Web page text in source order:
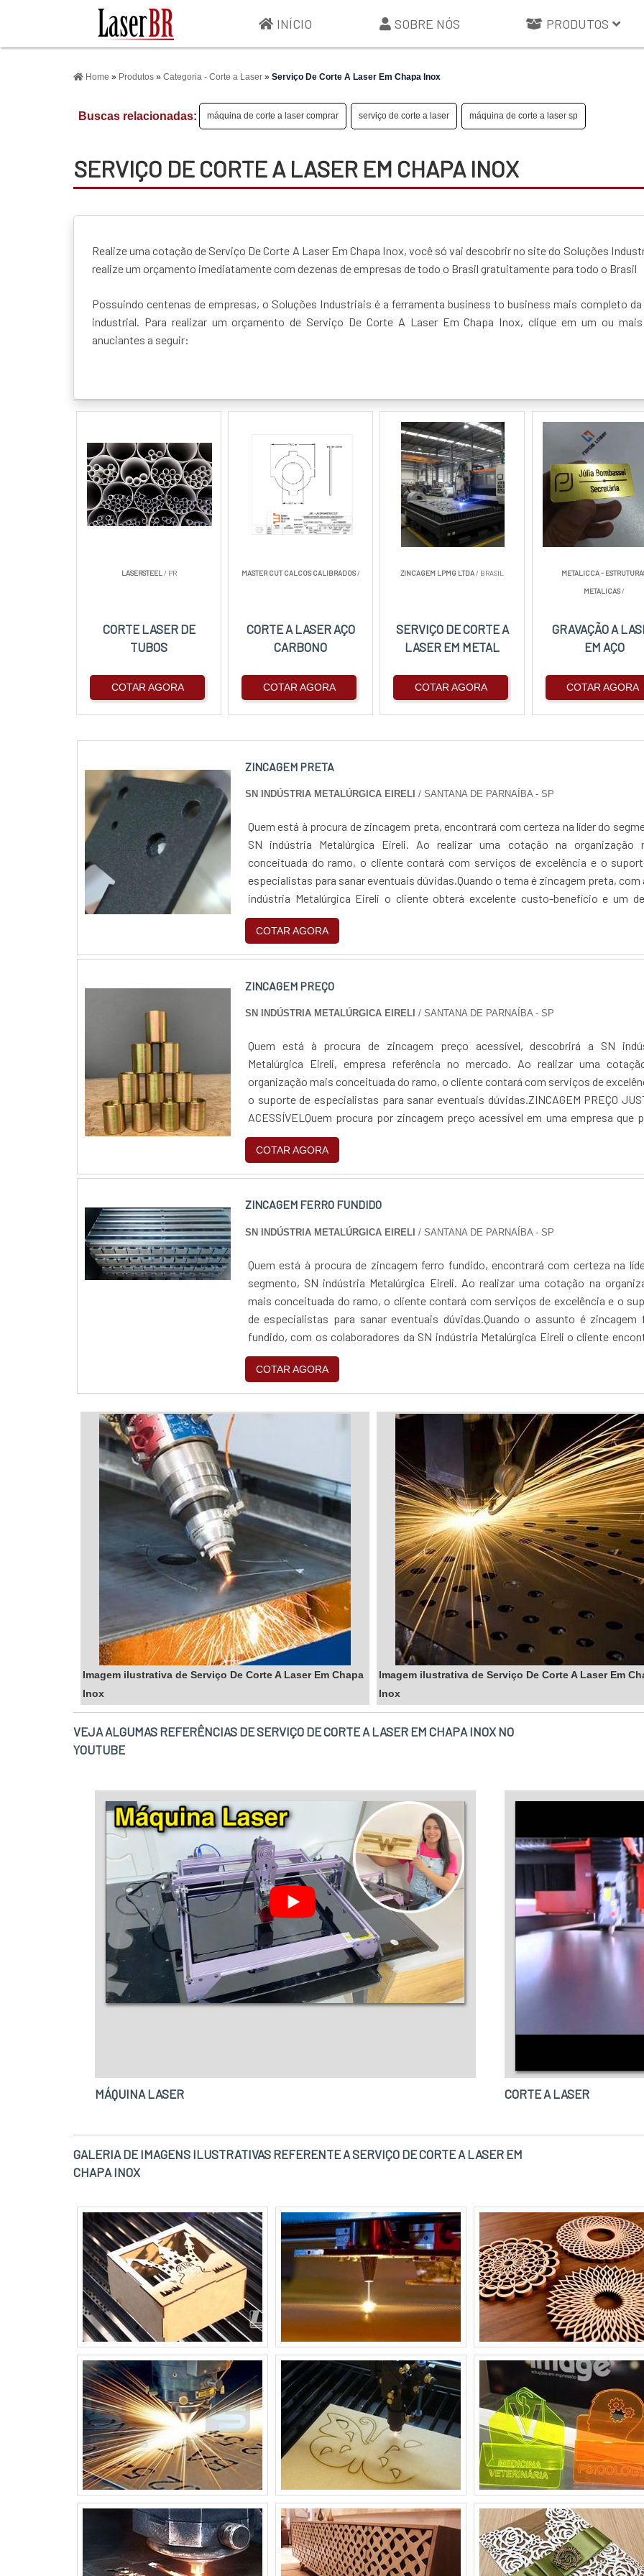
INÍCIO SOBRE NÓS PRODUTOS
>
Home » Produtos » Categoria - Corte a Laser » Serviço De Corte A Laser Em Chapa Inox
Buscas relacionadas: máquina de corte a laser comprar serviço de corte a laser máquina de corte a laser sp
SERVIÇO DE CORTE A LASER EM CHAPA INOX
Realize uma cotação de Serviço De Corte A Laser Em Chapa Inox, você só vai descobrir no site do Soluções
realize um orçamento imediatamente com dezenas de empresas de todo o Brasil gratuitamente para todo o Brasil
Possuindo centenas de empresas, o Soluções Industriais é a ferramenta business to business mais completo da
industrial. Para realizar um orçamento de Serviço De Corte A Laser Em Chapa Inox, clique em um ou
anuciantes a seguir:
LASERSTEEL / PR
CORTE LASER DE
TUBOS
COTAR AGORA
MASTER CUT CALCOS CALIBRADOS/
CORTE A LASER AÇO
CARBONO
COTAR AGORA
ZINCAGEM LPMG LTDA/ BRASIL
SERVIÇO DE CORTE A
LASER EM METAL
COTAR AGORA
METALICCA -
METALICAS/
GRAVAÇÃO A
EM AÇO
COTAR AGORA
ZINCAGEM PRETA
SN INDÚSTRIA METALÚRGICA EIRELI / SANTANA DE PARNAÍBA - SP
Quem está à procura de zincagem preta, encontrará com certeza na líder do
SN indústria Metalúrgica Eireli. Ao realizar uma cotação na organização
conceituada do ramo, o cliente contará com serviços de excelência e o
especialistas para sanar eventuais dúvidas.Quando o tema é zincagem preta, com
indústria Metalúrgica Eireli o cliente obterá excelente custo-benefício e um
completo de projetos, do plane...
COTAR AGORA
ZINCAGEM PREÇO
SN INDÚSTRIA METALÚRGICA EIRELI / SANTANA DE PARNAÍBA - SP
Quem está à procura de zincagem preço acessível, descobrirá a SN
Metalúrgica Eireli, empresa referência no mercado. Ao realizar uma
organização mais conceituada do ramo, o cliente contará com serviços de
o suporte de especialistas para sanar eventuais dúvidas.ZINCAGEM PREÇO
ACESSÍVELQuem procura por zincagem preço acessível em uma empresa que
pela segurança, encontra na internet a SN indús...
COTAR AGORA
ZINCAGEM FERRO FUNDIDO
SN INDÚSTRIA METALÚRGICA EIRELI / SANTANA DE PARNAÍBA - SP
Quem está à procura de zincagem ferro fundido, encontrará com certeza na
segmento, SN indústria Metalúrgica Eireli. Ao realizar uma cotação na
mais conceituada do ramo, o cliente contará com serviços de excelência e o
de especialistas para sanar eventuais dúvidas.Quando o assunto é zincagem
fundido, com os colaboradores da SN indústria Metalúrgica Eireli o cliente
ótima qualidade e um design...
COTAR AGORA
Imagem ilustrativa de Serviço De Corte A Laser Em Chapa
Inox
Imagem ilustrativa de Serviço De Corte A Laser Em
Inox
VEJA ALGUMAS REFERÊNCIAS DE SERVIÇO DE CORTE A LASER EM CHAPA INOX NO
YOUTUBE
MÁQUINA LASER CORTE A LASER
GALERIA DE IMAGENS ILUSTRATIVAS REFERENTE A SERVIÇO DE CORTE A LASER EM
CHAPA INOX